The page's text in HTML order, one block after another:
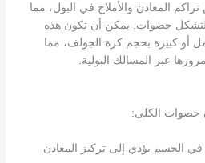
المعادن والأملاح في البول، مما
لتشكل حصوات. يمكن أن تكون هذه
أو كبيرة بحجم كرة الجولف، مما
عبر المسالك البولية.
حصوات الكلى:
الجسم يؤدي إلى تركيز المعادن